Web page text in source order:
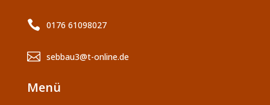
 0176 61098027
 sebbau3@t-online.de
Menü